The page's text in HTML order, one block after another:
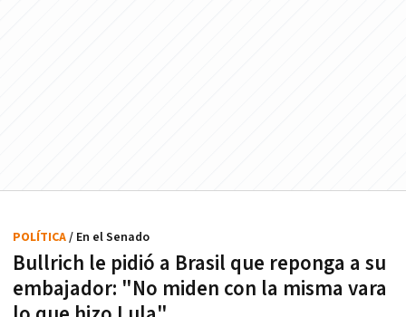
Bullrich le pidió a Brasil que reponga a su
embajador: "No miden con la misma vara
POLÍTICA/ En el Senado